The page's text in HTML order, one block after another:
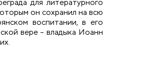
для литературного
он сохранил на всю
воспитании, в его
вере – владыка Иоанн